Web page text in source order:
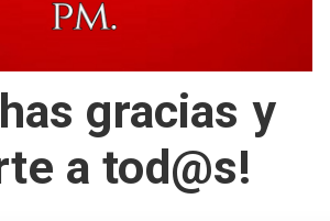
gracias y
a tod@s!